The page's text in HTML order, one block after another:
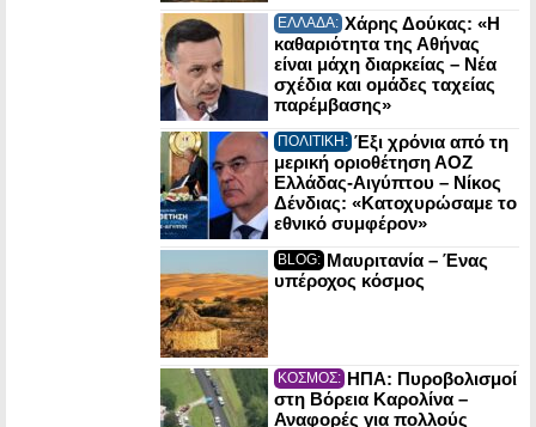
ΕΛΛΑΔΑ: Χάρης Δούκας: «Η
καθαριότητα της Αθήνας
είναι μάχη διαρκείας – Νέα
σχέδια και ομάδες ταχείας
παρέμβασης»
ΠΟΛΙΤΙΚΗ: Έξι χρόνια από τη
μερική οριοθέτηση ΑΟΖ
Ελλάδας-Αιγύπτου – Νίκος
Δένδιας: «Κατοχυρώσαμε το
εθνικό συμφέρον»
BLOG: Μαυριτανία – Ένας
υπέροχος κόσμος
ΚΟΣΜΟΣ: ΗΠΑ: Πυροβολισμοί
στη Βόρεια Καρολίνα –
Αναφορές για πολλούς